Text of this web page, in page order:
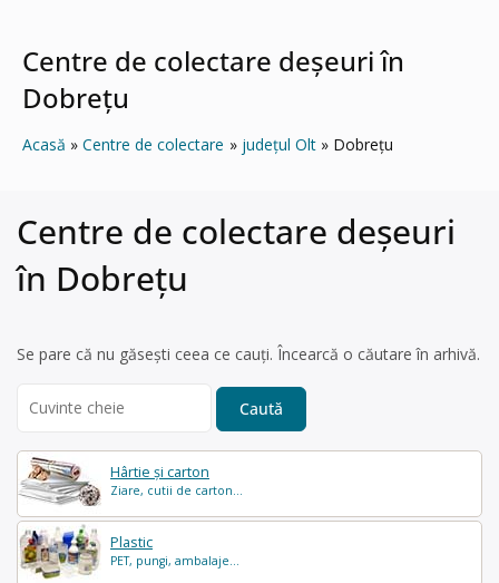
Centre de colectare deșeuri în
Dobreţu
Acasă Centre de colectare județul Olt Dobreţu
Hârtie și carton
Ziare, cutii de carton...
Plastic
PET, pungi, ambalaje...
Centre de colectare deșeuri
în Dobreţu
Se pare că nu găsești ceea ce cauți. Încearcă o căutare în arhivă.
for: